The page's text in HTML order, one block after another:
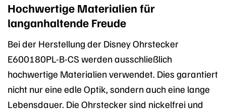
Hochwertige Materialien für
langanhaltende Freude
Bei der Herstellung der Disney Ohrstecker
E600180PL-B-CS werden ausschließlich
hochwertige Materialien verwendet. Dies garantiert
nicht nur eine edle Optik, sondern auch eine lange
Lebensdauer. Die Ohrstecker sind nickelfrei und